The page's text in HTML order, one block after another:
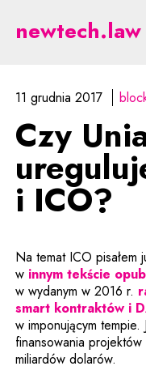
Czy Unia
newtech.law
11 grudnia 2017
Czy
i ICO?
Na temat ICO pisałem
w innym tekście
w wydanym w 2016 r.
smart kontraktów i
w imponującym
finansowania
miliardów dolarów.